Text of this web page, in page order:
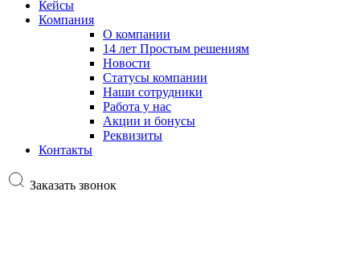
Кейсы
Компания
О компании
14 лет Простым решениям
Новости
Статусы компании
Наши сотрудники
Работа у нас
Акции и бонусы
Реквизиты
Контакты
Заказать звонок